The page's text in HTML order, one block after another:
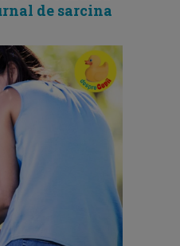
de sarcina